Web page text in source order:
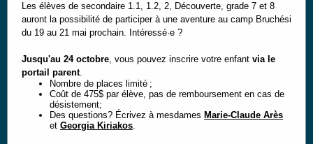
Les élèves de secondaire 1.1, 1.2, 2, Découverte, grade 7 et 8
auront la possibilité de participer à une aventure au camp Bruchési
du 19 au 21 mai prochain. Intéressé·e ?
Jusqu'au 24 octobre, vous pouvez inscrire votre enfant via le
portail parent.
Nombre de places limité ;
Coût de 475$ par élève, pas de remboursement en cas de
désistement;
Des questions? Écrivez à mesdames Marie-Claude Arès
et Georgia Kiriakos.